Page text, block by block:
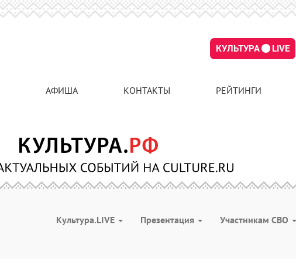
КУЛЬТУРА LIVE
АФИША КОНТАКТЫ РЕЙТИНГИ
Культура.LIVE Презентация Участникам СВО